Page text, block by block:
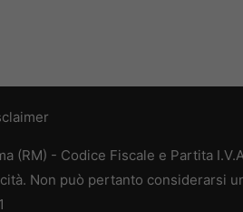
(RM) - Codice Fiscale e Partita
Non può pertanto considerarsi